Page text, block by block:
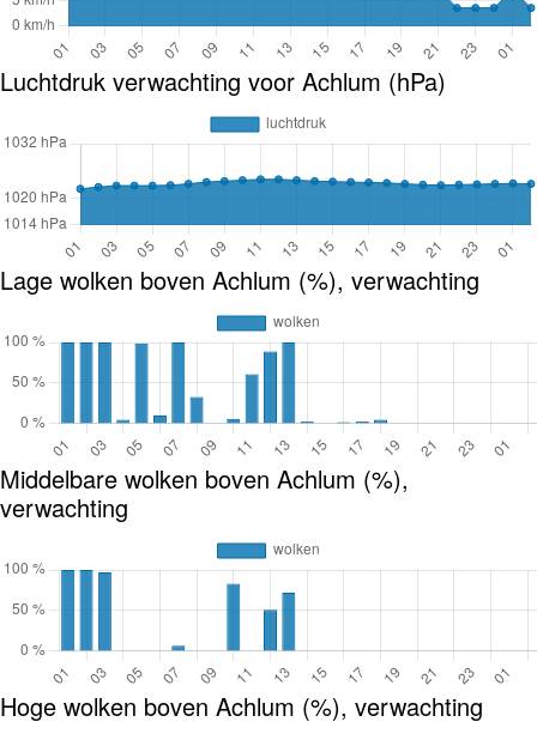
Luchtdruk verwachting voor Achlum (hPa)
Lage wolken boven Achlum (%), verwachting
Middelbare wolken boven Achlum (%),
verwachting
Hoge wolken boven Achlum (%), verwachting